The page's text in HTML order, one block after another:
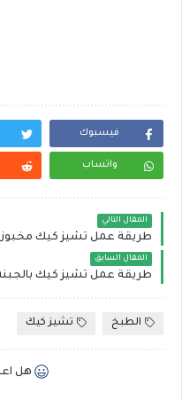
فيسبوك
واتساب
المقال التالي
طريقة عمل تشيز كيك مخبوز
المقال السابق
طريقة عمل تشيز كيك
الطبخ تشيز كيك
هل